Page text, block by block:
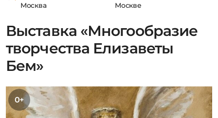
Москва
Москве
Выставка «Многообразие
творчества Елизаветы
Бем»
0+